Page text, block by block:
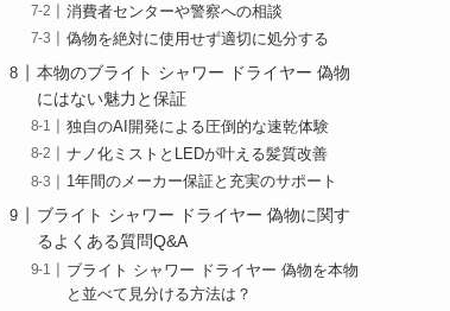
消費者センターや警察への相談
偽物を絶対に使用せず適切に処分する
本物のブライト シャワー ドライヤー 偽物
にはない魅力と保証
独自のAI開発による圧倒的な速乾体験
ナノ化ミストとLEDが叶える髪質改善
1年間のメーカー保証と充実のサポート
ブライト シャワー ドライヤー 偽物に関す
るよくある質問Q&A
ブライト シャワー ドライヤー 偽物を本物
と並べて見分ける方法は？